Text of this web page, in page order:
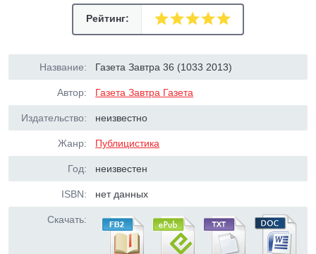
Рейтинг:
Название: Газета Завтра 36 (1033 2013)
Автор: Газета Завтра Газета
Издательство: неизвестно
Жанр: Публицистика
Год: неизвестен
ISBN: нет данных
Скачать: